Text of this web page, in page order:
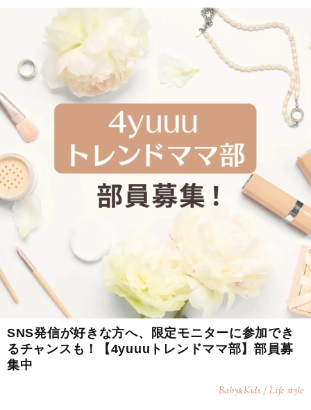
SNS発信が好きな方へ、限定モニターに参加でき
るチャンスも！【4yuuuトレンドママ部】部員募
集中
Baby&Kids / Life style